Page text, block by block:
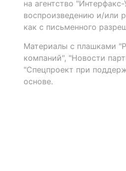
на агентство
воспроизведению и/или
как с письменного
Материалы с плашками
компаний", "Новости
"Спецпроект при
основе.